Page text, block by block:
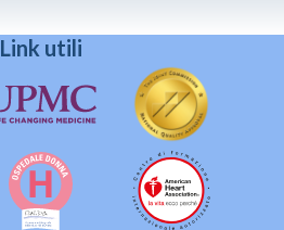
Link utili